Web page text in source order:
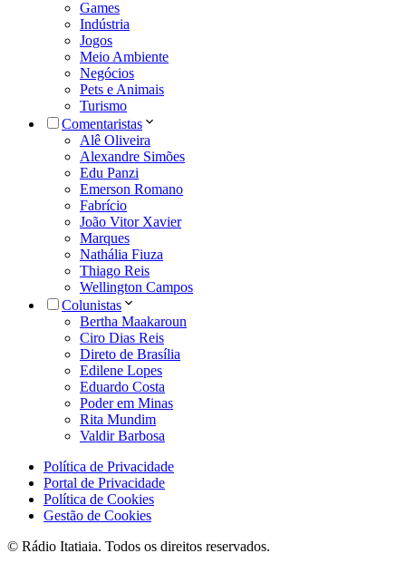
Games
Indústria
Jogos
Meio Ambiente
Negócios
Pets e Animais
Turismo
Comentaristas
Alê Oliveira
Alexandre Simões
Edu Panzi
Emerson Romano
Fabrício
João Vitor Xavier
Marques
Nathália Fiuza
Thiago Reis
Wellington Campos
Colunistas
Bertha Maakaroun
Ciro Dias Reis
Direto de Brasília
Edilene Lopes
Eduardo Costa
Poder em Minas
Rita Mundim
Valdir Barbosa
Política de Privacidade
Portal de Privacidade
Política de Cookies
Gestão de Cookies
© Rádio Itatiaia. Todos os direitos reservados.